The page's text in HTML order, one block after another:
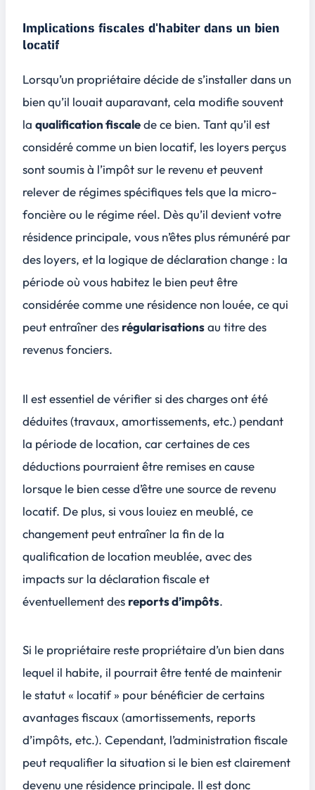
Implications fiscales d'habiter dans un bien
locatif
Lorsqu’un propriétaire décide de s’installer dans un
bien qu’il louait auparavant, cela modifie souvent
la qualification fiscalede ce bien. Tant qu’il est
considéré comme un bien locatif, les loyers perçus
sont soumis à l’impôt sur le revenu et peuvent
relever de régimes spécifiques tels que la micro-
foncière ou le régime réel. Dès qu’il devient votre
résidence principale, vous n’êtes plus rémunéré par
des loyers, et la logique de déclaration change : la
période où vous habitez le bien peut être
considérée comme une résidence non louée, ce qui
peut entraîner des régularisationsau titre des
revenus fonciers.
Il est essentiel de vérifier si des charges ont été
déduites (travaux, amortissements, etc.) pendant
la période de location, car certaines de ces
déductions pourraient être remises en cause
lorsque le bien cesse d’être une source de revenu
locatif. De plus, si vous louiez en meublé, ce
changement peut entraîner la fin de la
qualification de location meublée, avec des
impacts sur la déclaration fiscale et
éventuellement des reports d’impôts.
Si le propriétaire reste propriétaire d’un bien dans
lequel il habite, il pourrait être tenté de maintenir
le statut « locatif » pour bénéficier de certains
avantages fiscaux (amortissements, reports
d’impôts, etc.). Cependant, l’administration fiscale
peut requalifier la situation si le bien est clairement
devenu une résidence principale. Il est donc